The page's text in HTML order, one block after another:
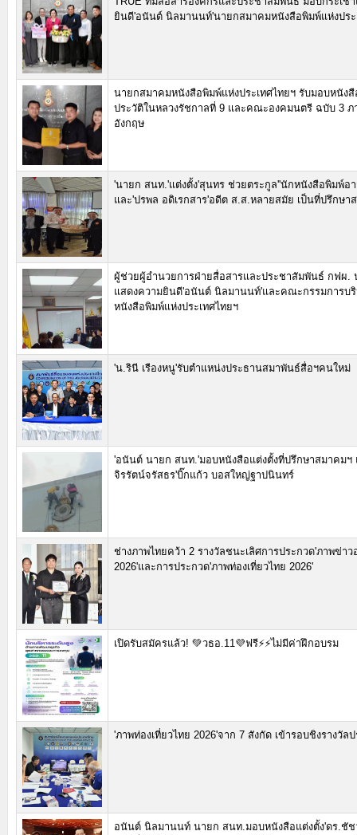
ยินดี'อนันต์ นิลมานนท์'นายกสมาคมหนังสือพิมพ์แห่งประ
นายกสมาคมหนังสือพิมพ์แห่งประเทศไทยฯ รับมอบหนังสื
ประวัติในหลวงรัชกาลที่ 9 และคณะองคมนตรี ฉบับ 3 ภ
อังกฤษ
'นายก สนท.'แต่งตั้ง'สุนทร ช่วยตระกูล''นักหนังสือพิมพ์อ
และ'ปรพล อดิเรกสาร'อดีต ส.ส.หลายสมัย เป็นที่ปรึกษา
ผู้ช่วยผู้อำนวยการฝ่ายสื่อสารและประชาสัมพันธ์ กฟผ.
แสดงความยินดี'อนันต์ นิลมานนท์'และคณะกรรมการบ
หนังสือพิมพ์แห่งประเทศไทยฯ
'น.รินี เรืองหนู'รับตำแหน่งประธานสมาพันธ์สื่อฯคนใหม่
'อนันต์ นายก สนท.'มอบหนังสือแต่งตั้งที่ปรึกษาสมาคมฯ
จิรรัตน์จรัสธร'บิ๊กแก้ว บอสใหญ่ฐาปนินทร์
ช่างภาพไทยคว้า 2 รางวัลชนะเลิศการประกวด'ภาพข่าว
2026'และการประกวด'ภาพท่องเที่ยวไทย 2026'
เปิดรับสมัครแล้ว! 💚วธอ.11💜ฟรี⚡⚡ไม่มีค่าฝึกอบรม
'ภาพท่องเที่ยวไทย 2026'จาก 7 สังกัด เข้ารอบชิงรางวัล
อนันต์ นิลมานนท์ นายก สนท.มอบหนังสือแต่งตั้ง'ดร.ชัช